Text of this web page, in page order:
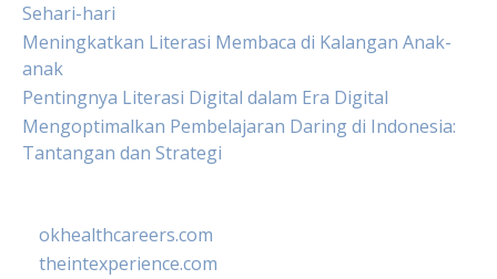
Sehari-hari
Meningkatkan Literasi Membaca di Kalangan Anak-
anak
Pentingnya Literasi Digital dalam Era Digital
Mengoptimalkan Pembelajaran Daring di Indonesia:
Tantangan dan Strategi
okhealthcareers.com
theintexperience.com